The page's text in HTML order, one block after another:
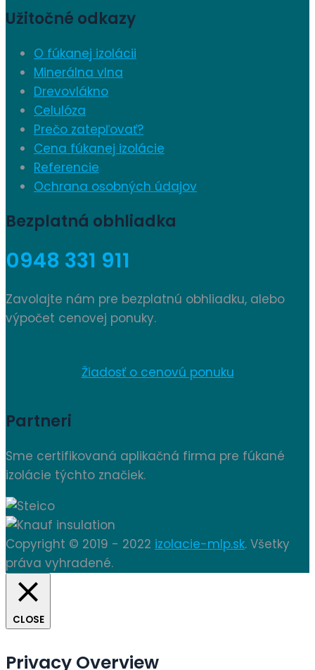
Užitočné odkazy
O fúkanej izolácii
Minerálna vlna
Drevovlákno
Celulóza
Prečo zatepľovať?
Cena fúkanej izolácie
Referencie
Ochrana osobných údajov
Bezplatná obhliadka
0948 331 911
Zavolajte nám pre bezplatnú obhliadku, alebo
výpočet cenovej ponuky.
Žiadosť o cenovú ponuku
Partneri
Sme certifikovaná aplikačná firma pre fúkané
izolácie týchto značiek.
Copyright © 2019 - 2022 izolacie-mlp.sk. Všetky
práva vyhradené.
CLOSE
Privacy Overview